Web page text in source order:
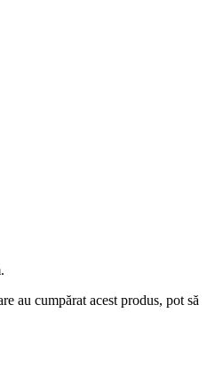
au cumpărat acest produs, pot să